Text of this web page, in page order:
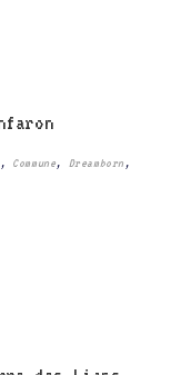
, Commune, Dreamborn ,